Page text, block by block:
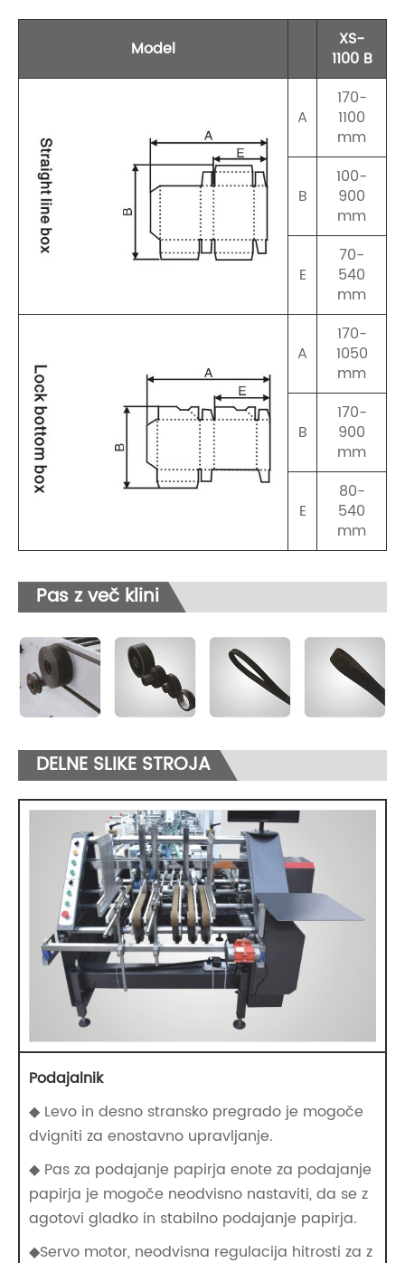
Model
XS-
1100 B
A
170-
1100
mm
B
100-
900
mm
E
70-
540
mm
A
170-
1050
mm
B
170-
900
mm
E
80-
540
mm
Pas z več klini
DELNE SLIKE STROJA
Podajalnik
◆ Levo in desno stransko pregrado je mogoče
dvigniti za enostavno upravljanje.
◆ Pas za podajanje papirja enote za podajanje
papirja je mogoče neodvisno nastaviti, da se z
agotovi gladko in stabilno podajanje papirja.
◆Servo motor, neodvisna regulacija hitrosti za z